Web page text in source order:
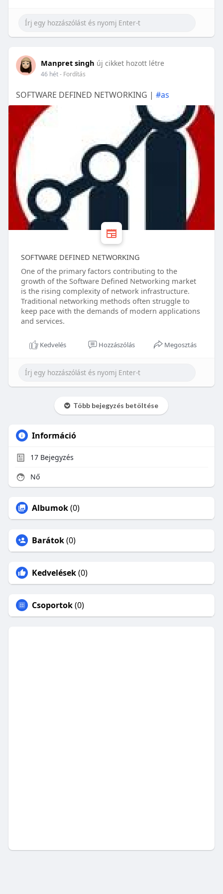
Manpret singh új cikket hozott létre
46 hét- Fordítás
SOFTWARE DEFINED NETWORKING | #as
SOFTWARE DEFINED NETWORKING
One of the primary factors contributing to the
growth of the Software Defined Networking market
is the rising complexity of network infrastructure.
Traditional networking methods often struggle to
keep pace with the demands of modern applications
and services.
Kedvelés Hozzászólás Megosztás
Több bejegyzés betöltése
Információ
17Bejegyzés
Nő
Albumok(0)
Barátok(0)
Kedvelések(0)
Csoportok(0)